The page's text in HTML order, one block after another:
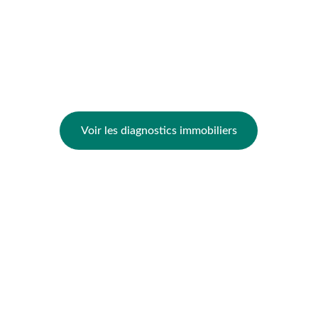
Voir les diagnostics immobiliers